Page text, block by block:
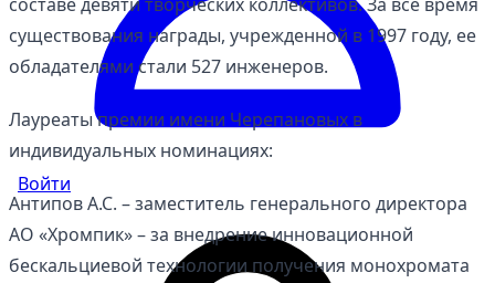
Войти
существования награды, учрежденной в 1997 году, ее
обладателями стали 527 инженеров.
Лауреаты премии имени Черепановых в
индивидуальных номинациях:
Антипов А.С. – заместитель генерального директора
АО «Хромпик» – за внедрение инновационной
бескальциевой технологии получения монохромата